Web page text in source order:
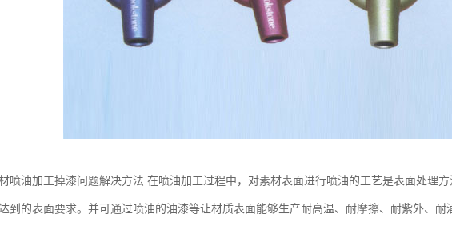
喷油加工掉漆问题解决方法 在喷油加工过程中，对素材表面进行喷油的工艺是表面处理
到的表面要求。并可通过喷油的油漆等让材质表面能够生产耐高温、耐摩擦、耐紫外、耐